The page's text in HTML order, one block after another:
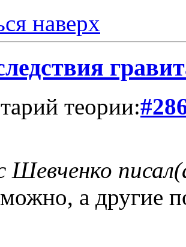
наверх
теории:
Шевченко
а другие